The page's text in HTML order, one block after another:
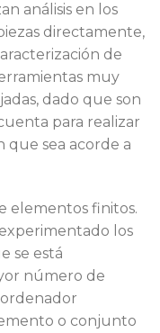
análisis en los
directamente,
de
muy
dado que son
para realizar
que sea acorde a
elementos finitos.
los
se está
número de
o conjunto